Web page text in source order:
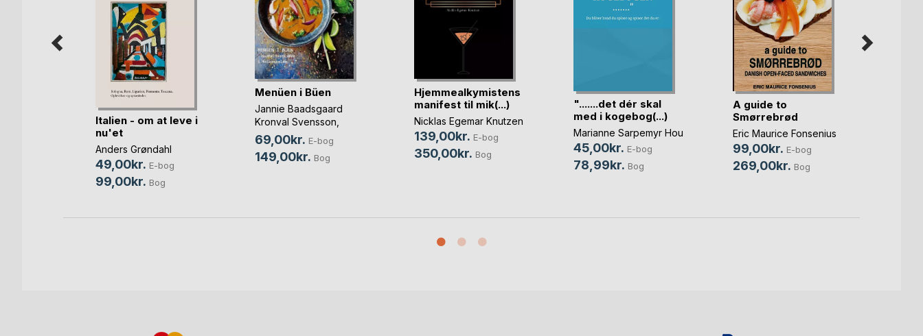
Italien - om at leve i
nu'et
Anders Grøndahl
49,00kr. E-bog
99,00kr. Bog
Menüen i Büen
Jannie Baadsgaard
Kronval Svensson
Morten Sylvest-Noer
69,00kr. E-bog
149,00kr. Bog
Hjemmealkymistens
manifest til mik(...)
Nicklas Egemar Knutzen
139,00kr. E-bog
350,00kr. Bog
".......det dér skal
med i kogebog(...)
Marianne Sarpemyr Hou
45,00kr. E-bog
78,99kr. Bog
A guide to
Smørrebrød
Eric Maurice Fonsenius
99,00kr. E-bog
269,00kr. Bog